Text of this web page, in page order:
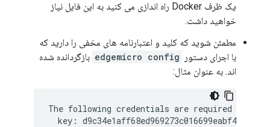
یک ظرف Docker راه اندازی می کنید به این فایل نیاز
خواهید داشت.
مطمئن شوید که کلید و اعتبارنامه های مخفی را دارید که
با اجرای دستور
edgemicro config بازگردانده شده
اند. به عنوان مثال:
The following credentials are required to
key: